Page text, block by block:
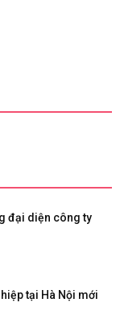
đại diện công ty
tại Hà Nội mới